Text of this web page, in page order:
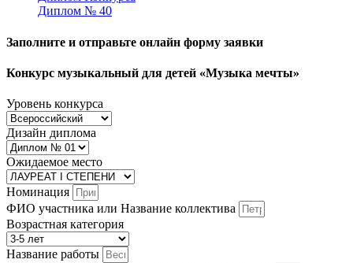
Диплом № 40
Заполните и отправьте онлайн форму заявки
Конкурс музыкальный для детей «Музыка мечты»
Уровень конкурса
Дизайн диплома
Ожидаемое место
Номинация
ФИО участника или Название коллектива
Возрастная категория
Название работы